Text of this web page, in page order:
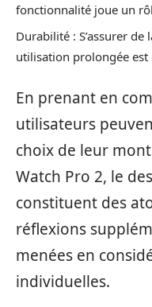
fonctionnalité joue un
Durabilité : S’assurer
utilisation prolongée est
En prenant en
utilisateurs
choix de leur
Watch Pro 2, le
constituent des
réflexions
menées en
individuelles.